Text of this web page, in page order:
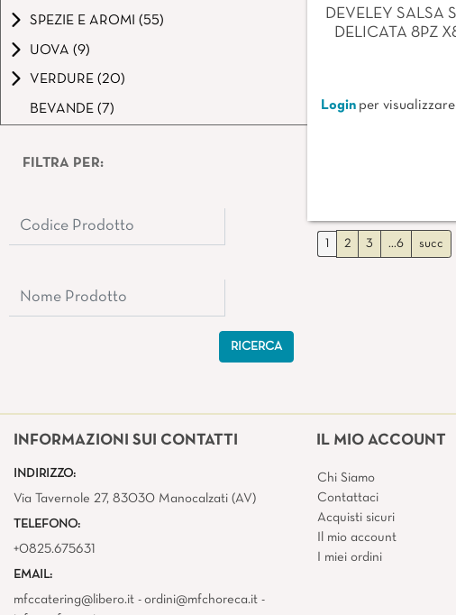
SPEZIE E AROMI (55)
UOVA (9)
VERDURE (20)
BEVANDE (7)
FILTRA PER:
DEVELEY SALSA
DELICATA 8PZ
Login per
1 2 3 ...6 succ
INFORMAZIONI SUI CONTATTI
INDIRIZZO:
Via Tavernole 27, 83030 Manocalzati (AV)
TELEFONO:
+0825.675631
EMAIL:
mfccatering@libero.it - ordini@mfchoreca.it -
IL MIO ACCOUNT
Chi Siamo
Contattaci
Acquisti sicuri
Il mio account
I miei ordini